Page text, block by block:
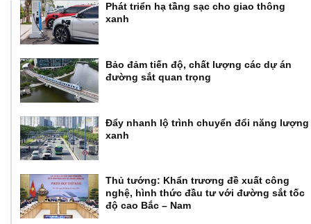
Phát triển hạ tầng sạc cho giao thông
xanh
Bảo đảm tiến độ, chất lượng các dự án
đường sắt quan trọng
Đẩy nhanh lộ trình chuyển đổi năng lượng
xanh
Thủ tướng: Khẩn trương đề xuất công
nghệ, hình thức đầu tư với đường sắt tốc
độ cao Bắc – Nam